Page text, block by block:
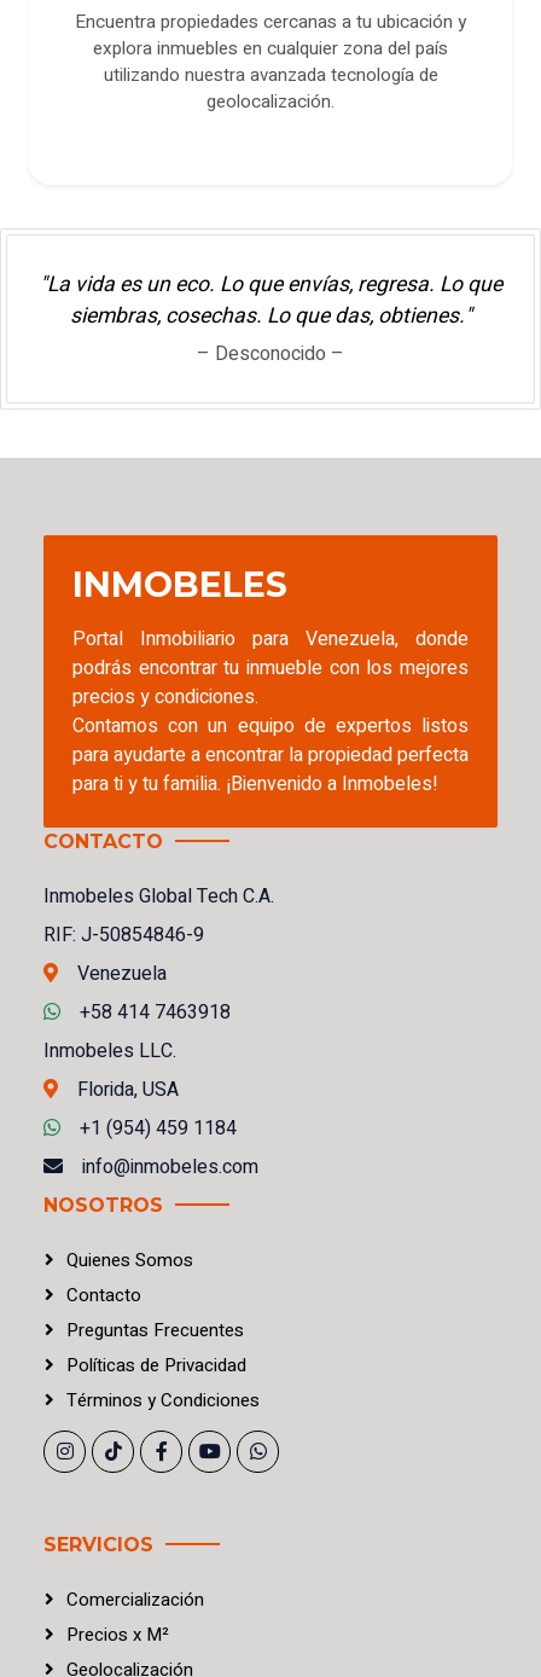
Encuentra propiedades cercanas a tu ubicación y
explora inmuebles en cualquier zona del país
utilizando nuestra avanzada tecnología de
geolocalización.
"La vida es un eco. Lo que envías, regresa. Lo que
siembras, cosechas. Lo que das, obtienes."
– Desconocido –
INMOBELES
Portal Inmobiliario para Venezuela, donde
podrás encontrar tu inmueble con los mejores
precios y condiciones.
Contamos con un equipo de expertos listos
para ayudarte a encontrar la propiedad perfecta
para ti y tu familia. ¡Bienvenido a Inmobeles!
CONTACTO
Inmobeles Global Tech C.A.
RIF: J-50854846-9
Venezuela
+58 414 7463918
Inmobeles LLC.
Florida, USA
+1 (954) 459 1184
info@inmobeles.com
NOSOTROS
Quienes Somos
Contacto
Preguntas Frecuentes
Políticas de Privacidad
Términos yCondiciones
SERVICIOS
Comercialización
Precios x M²
Geolocalización